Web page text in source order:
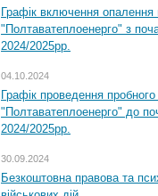
Графік включення
"Полтаватеплоенерго" з
2024/2025рр.
04.10.2024
Графік проведення
"Полтаватеплоенерго" до
2024/2025рр.
30.09.2024
Безкоштовна правова та